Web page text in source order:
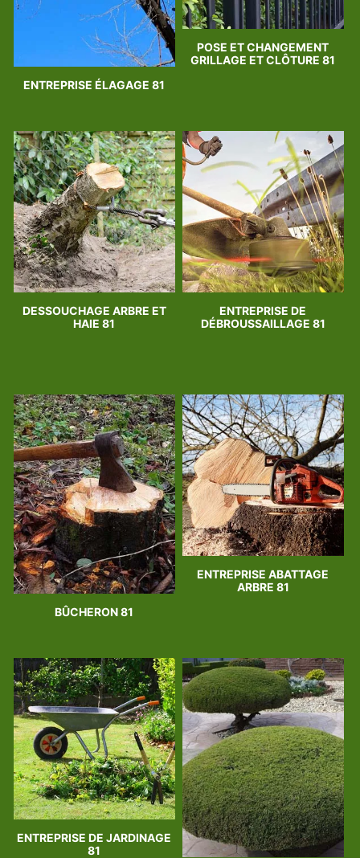
ENTREPRISE ÉLAGAGE 81
POSE ET CHANGEMENT
GRILLAGE ET CLÔTURE 81
DESSOUCHAGE ARBRE ET
HAIE 81
ENTREPRISE DE
DÉBROUSSAILLAGE 81
BÛCHERON 81
ENTREPRISE ABATTAGE
ARBRE 81
ENTREPRISE DE JARDINAGE
81